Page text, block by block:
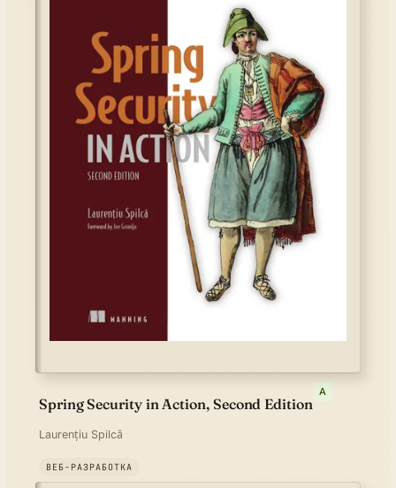
Spring Security in Action, Second Edition
A
Laurențiu Spilcă
ВЕБ-РАЗРАБОТКА